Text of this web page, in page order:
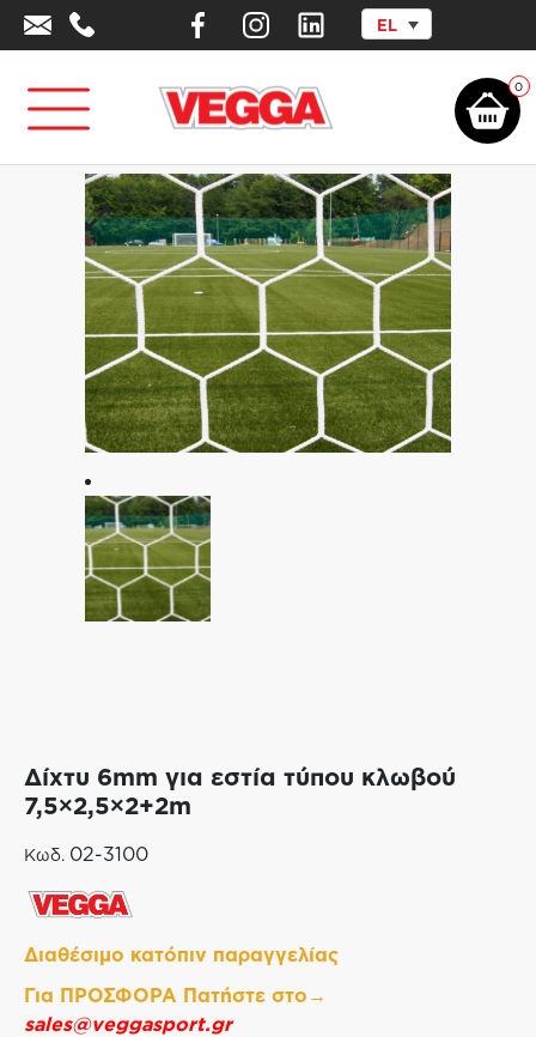
EL
0
Αρχική σελίδα
Αθλητικά Είδη -
Δίχτυ 6mm για εστία τύπου κλωβού
7,5×2,5×2+2m
Κωδ. 02-3100
Διαθέσιμο κατόπιν παραγγελίας
Για ΠΡΟΣΦΟΡΑ Πατήστε στο→
sales@veggasport.gr